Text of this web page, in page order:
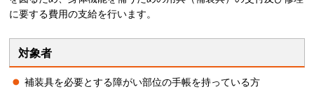
に要する費用の支給を行います。
対象者
補装具を必要とする障がい部位の手帳を持っている方